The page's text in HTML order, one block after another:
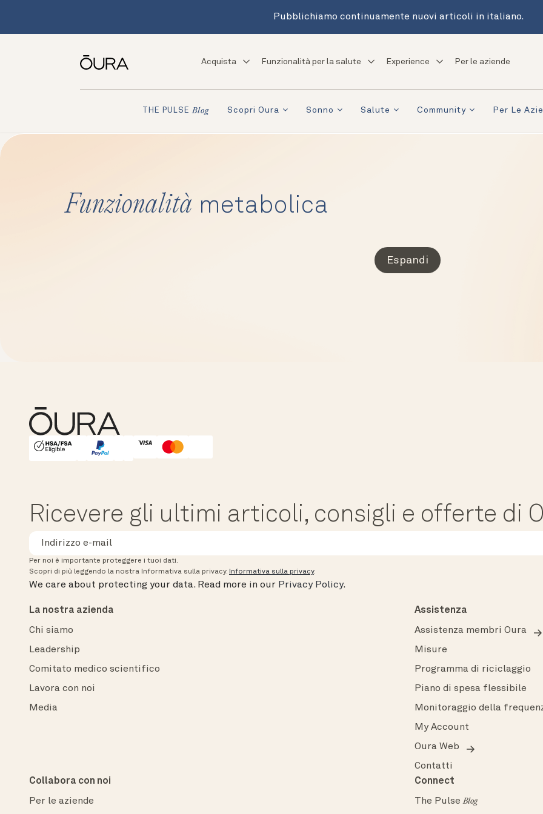
Pubblichiamo continuamente nuovi articoli in italiano.
Acquista Funzionalità per la salute Experience Per le aziende
THE PULSE Blog Scopri Oura Sonno Salute Community Per Le
Funzionalità metabolica
Espandi
HSA/FSA Eligible
Affirm
Ricevere gli ultimi articoli, consigli e offerte di
Per noi è importante proteggere i tuoi dati.
Scopri di più leggendo la nostra Informativa sulla privacy. Informativa sulla privacy.
We care about protecting your data. Read more in our Privacy Policy.
La nostra azienda
Chi siamo
Leadership
Comitato medico scientifico
Lavora con noi
Media
Assistenza
Assistenza membri Oura
Misure
Programma di riciclaggio
Piano di spesa flessibile
Monitoraggio della
My Account
Oura Web
Contatti
Collabora con noi
Per le aziende
Connect
The PulseBlog